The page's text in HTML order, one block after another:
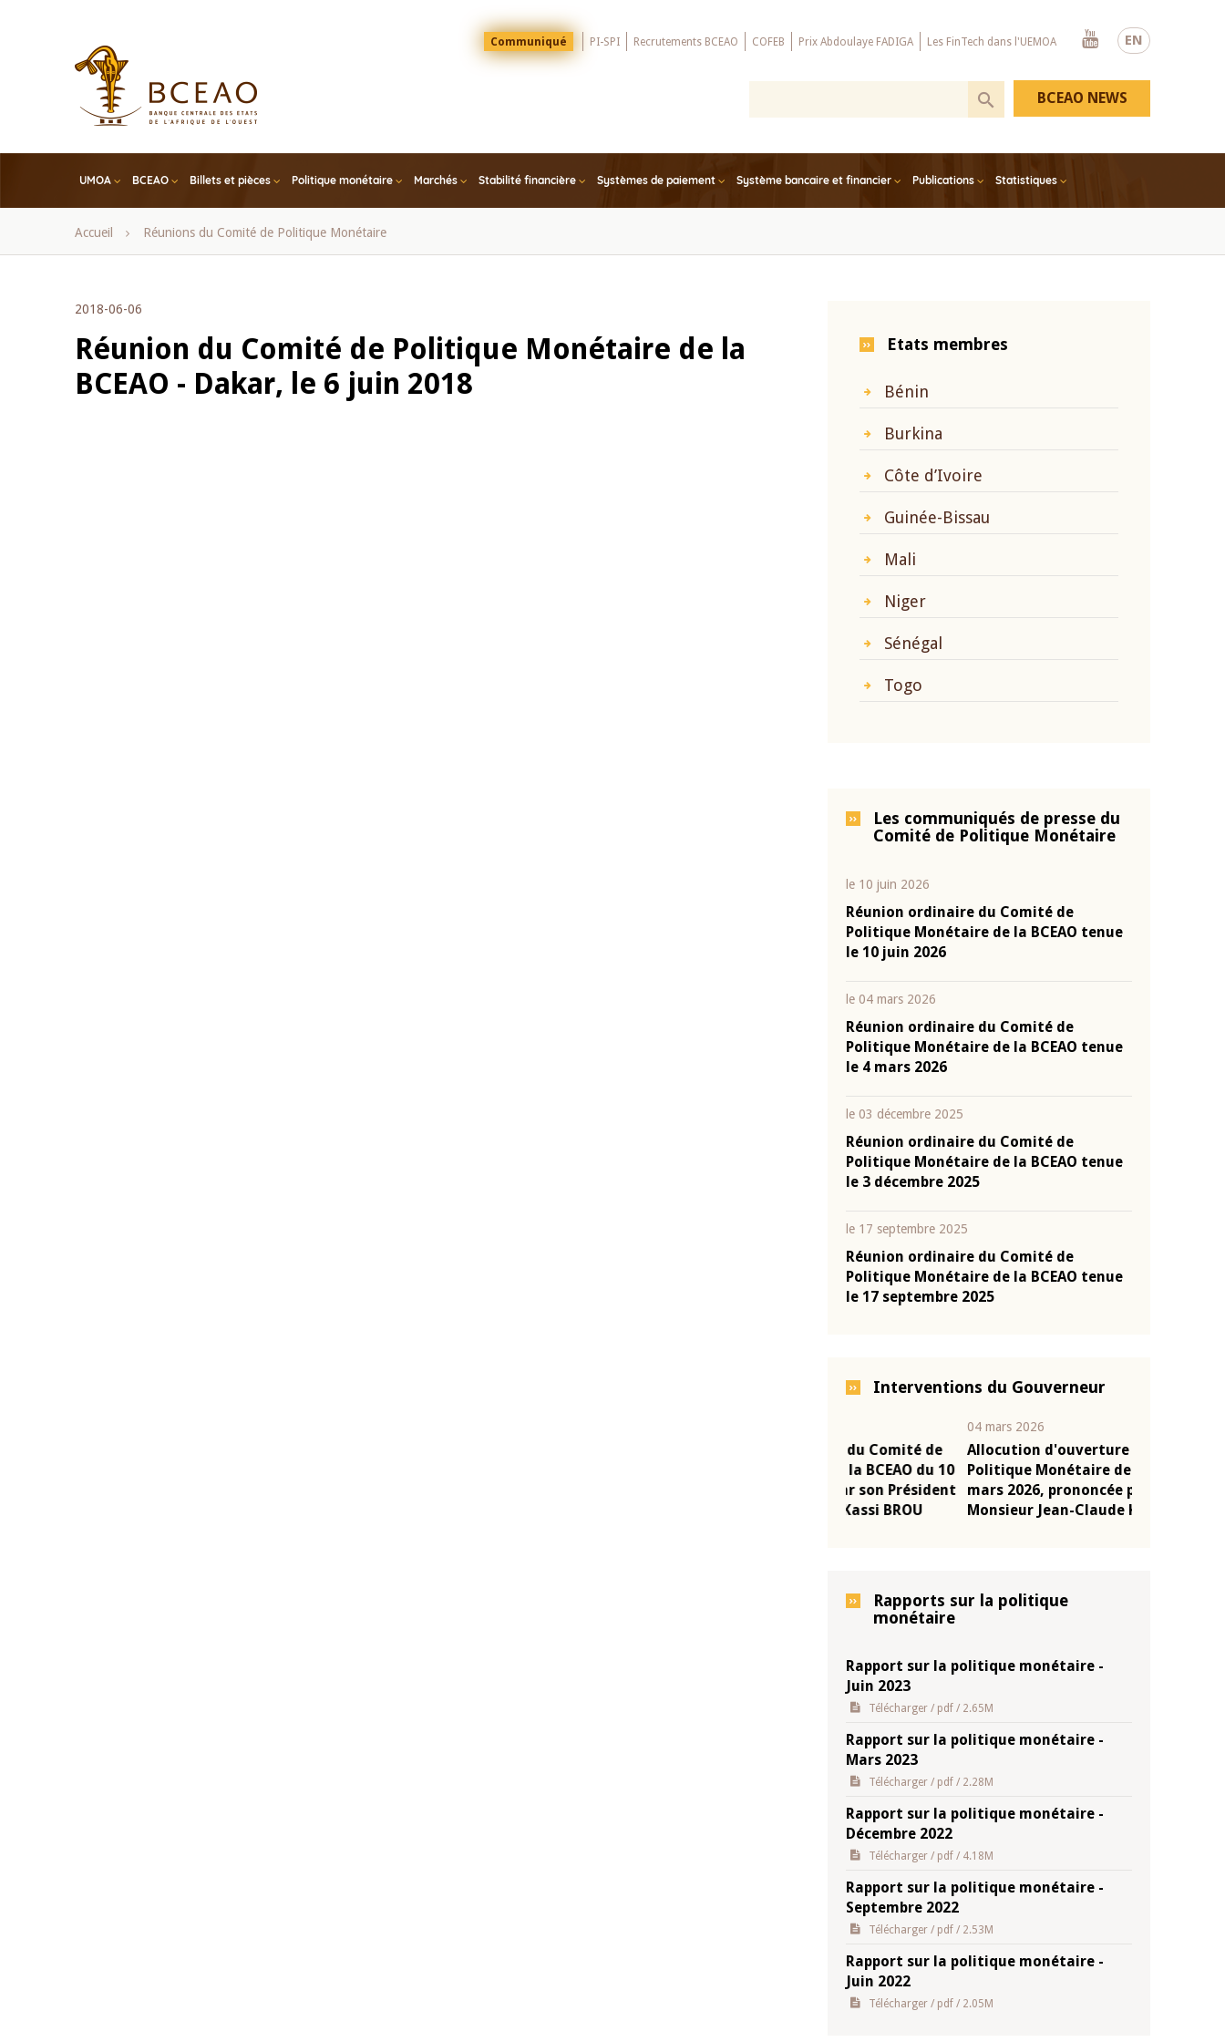
EN
Menu
Top
Communiqué PI-SPI Recrutements BCEAO COFEB Prix Abdoulaye FADIGA Les FinTech dans l'UEMOA
Youtube
UMOA BCEAO Billets et pièces Politique monétaire Marchés Stabilité financière Systèmes de paiement Système bancaire et financier Publications Statistiques
BCEAO NEWS
Fil
Accueil Réunions du Comité de Politique Monétaire
2018-06-06
Réunion du Comité de Politique Monétaire de la
BCEAO - Dakar, le 6 juin 2018
Etats membres
Bénin
Burkina
Côte d’Ivoire
Guinée-Bissau
Mali
Niger
Sénégal
Togo
Les communiqués de presse du
Comité de Politique Monétaire
le 10 juin 2026
Réunion ordinaire du Comité de
Politique Monétaire de la BCEAO tenue
le 10 juin 2026
le 04 mars 2026
Réunion ordinaire du Comité de
Politique Monétaire de la BCEAO tenue
le 4 mars 2026
le 03 décembre 2025
Réunion ordinaire du Comité de
Politique Monétaire de la BCEAO tenue
le 3 décembre 2025
le 17 septembre 2025
Réunion ordinaire du Comité de
Politique Monétaire de la BCEAO tenue
le 17 septembre 2025
Interventions du Gouverneur
Allocution d'ouverture du Comité de
Politique Monétaire de la BCEAO du 4
mars 2026, prononcée par son Président
Monsieur Jean-Claude Kassi BROU
Rapports sur la politique
monétaire
Rapport sur la politique monétaire -
Juin 2023
Télécharger / pdf / 2.65M
Rapport sur la politique monétaire -
Mars 2023
Télécharger / pdf / 2.28M
Rapport sur la politique monétaire -
Décembre 2022
Télécharger / pdf / 4.18M
Rapport sur la politique monétaire -
Septembre 2022
Télécharger / pdf / 2.53M
Rapport sur la politique monétaire -
Juin 2022
Télécharger / pdf / 2.05M